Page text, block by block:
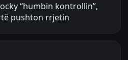
“humbin kontrollin”,
pushton rrjetin